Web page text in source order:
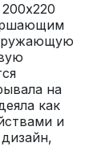
на
как
и